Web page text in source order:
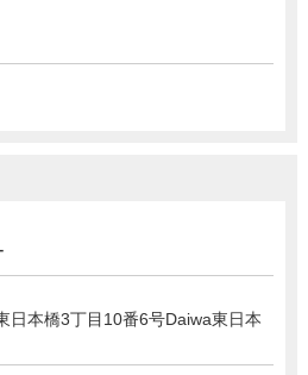
日本橋3丁目10番6号Daiwa東日本